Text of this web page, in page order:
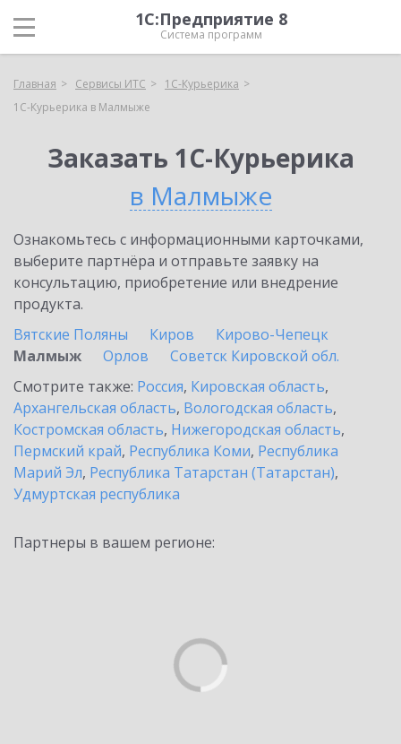
1С:Предприятие 8
Система программ
Главная Сервисы ИТС
1С-Курьерика
1С-Курьерика в Малмыже
Заказать 1С-Курьерика
в Малмыже
Ознакомьтесь с информационными карточками,
выберите партнёра и отправьте заявку на
консультацию, приобретение или внедрение
продукта.
Вятские Поляны
Киров
Кирово-Чепецк
Малмыж
Орлов
Советск Кировской обл.
Смотрите также: Россия, Кировская область,
Архангельская область, Вологодская область,
Костромская область, Нижегородская область,
Пермский край, Республика Коми, Республика
Марий Эл, Республика Татарстан (Татарстан),
Удмуртская республика
Партнеры в вашем регионе: